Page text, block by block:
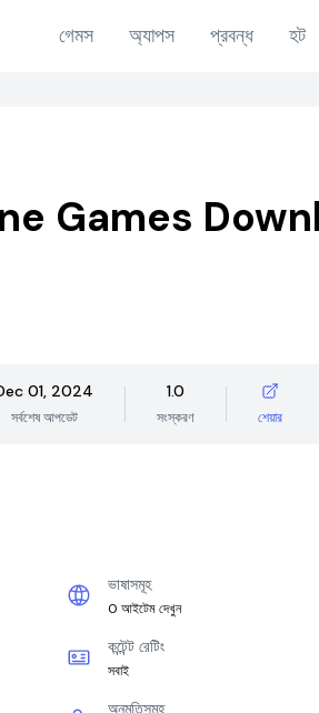
গেমস অ্যাপস প্রবন্ধ হট
Games
01, 2024
সর্বশেষ আপডেট
1.0
সংস্করণ শেয়ার
ভাষাসমূহ
0 আইটেম দেখুন
কন্টেন্ট রেটিং
সবাই
অনুমতিসমূহ